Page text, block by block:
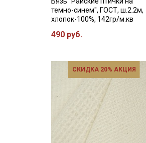
темно-синем", ГОСТ, ш.2.2м,
хлопок-100%, 142гр/м.кв
490 руб.
СКИДКА 20% АКЦИЯ